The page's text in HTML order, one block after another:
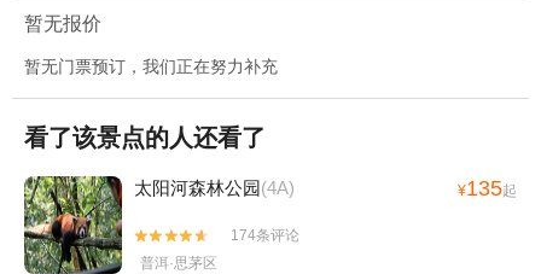
暂无报价
暂无门票预订，我们正在努力补充
看了该景点的人还看了
太阳河森林公园(4A) ¥135起


174条评论
普洱·思茅区